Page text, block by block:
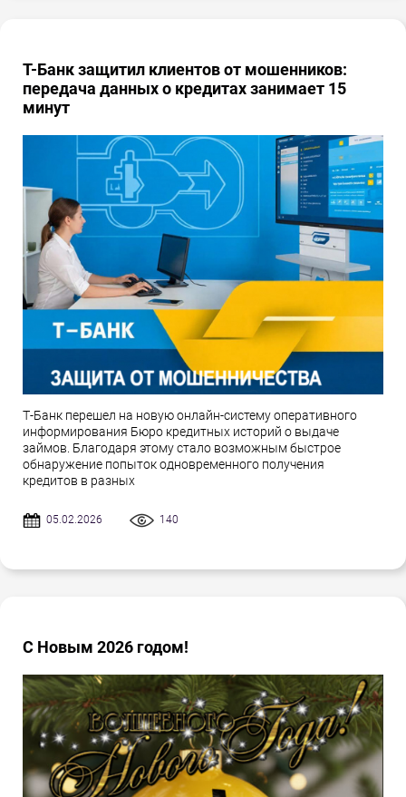
Т-Банк защитил клиентов от мошенников:
передача данных о кредитах занимает 15
минут
Т-Банк перешел на новую онлайн-систему оперативного
информирования Бюро кредитных историй о выдаче
займов. Благодаря этому стало возможным быстрое
обнаружение попыток одновременного получения
кредитов в разных
05.02.2026 140
С Новым 2026 годом!